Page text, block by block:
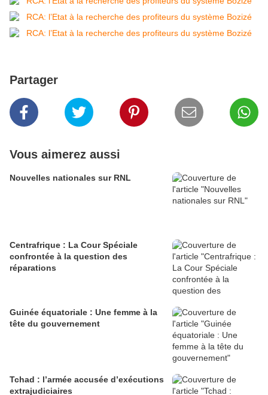
Partager
Vous aimerez aussi
Nouvelles nationales sur RNL
Centrafrique : La Cour Spéciale
confrontée à la question des
réparations
Guinée équatoriale : Une femme à la
tête du gouvernement
Tchad : l’armée accusée d’exécutions
extrajudiciaires